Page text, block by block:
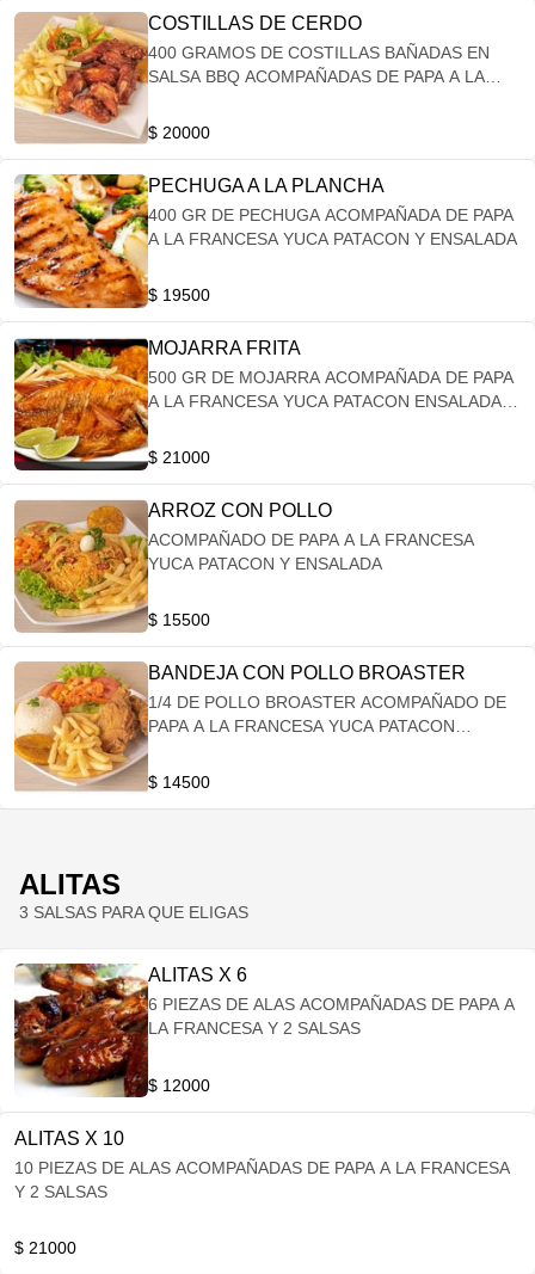
COSTILLAS DE CERDO
400 GRAMOS DE COSTILLAS BAÑADAS EN
SALSA BBQ ACOMPAÑADAS DE PAPA A LA
$ 20000
PECHUGA A LA PLANCHA
400 GR DE PECHUGA ACOMPAÑADA DE PAPA
A LA FRANCESA YUCA PATACON Y ENSALADA
$ 19500
MOJARRA FRITA
500 GR DE MOJARRA ACOMPAÑADA DE PAPA
A LA FRANCESA YUCA PATACON ENSALADA Y
$ 21000
ARROZ CON POLLO
ACOMPAÑADO DE PAPA A LA FRANCESA
YUCA PATACON Y ENSALADA
$ 15500
BANDEJA CON POLLO BROASTER
1/4 DE POLLO BROASTER ACOMPAÑADO DE
PAPA A LA FRANCESA YUCA PATACON
$ 14500
ALITAS
3 SALSAS PARA QUE ELIGAS
ALITAS X 6
6 PIEZAS DE ALAS ACOMPAÑADAS DE PAPA A
LA FRANCESA Y 2 SALSAS
$ 12000
ALITAS X 10
10 PIEZAS DE ALAS ACOMPAÑADAS DE PAPA A LA FRANCESA
Y 2 SALSAS
$ 21000